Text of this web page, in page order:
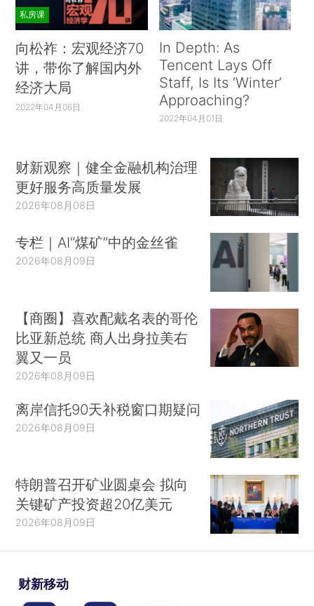
私房课
向松祚：宏观经济70
讲，带你了解国内外
经济大局
2022年04月06日
In Depth: As
Tencent Lays Off
Staff, Is Its ‘Winter’
Approaching?
2022年04月01日
财新观察｜健全金融机构治理
更好服务高质量发展
2026年08月08日
专栏｜AI“煤矿”中的金丝雀
2026年08月09日
【商圈】喜欢配戴名表的哥伦
比亚新总统 商人出身拉美右
翼又一员
2026年08月09日
离岸信托90天补税窗口期疑问
2026年08月09日
特朗普召开矿业圆桌会 拟向
关键矿产投资超20亿美元
2026年08月09日
财新移动